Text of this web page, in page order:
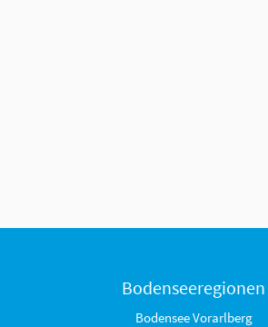
Bodenseeregionen
Bodensee Vorarlberg